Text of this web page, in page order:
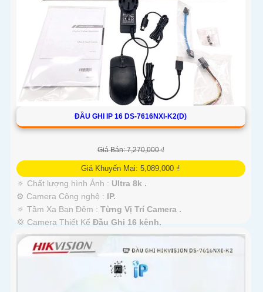
ĐẦU GHI IP 16 DS-7616NXI-K2(D)
Giá Bán: 7,270,000 ₫
Giá Khuyến Mại: 5,089,000 ₫
🔅 Chất lượng hình Ảnh : Ultra 8k .
⚙ Camera Công nghệ : IP.
🔅 Tầm Xa Ban Đêm : Từng Vị Trí Camera .
💢 Camera Thiết Kế Đầu Ghi 16 kênh.
️🛃 Đặt Điểm :Công Nghệ AI.